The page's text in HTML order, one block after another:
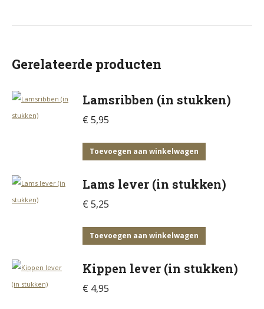
Gerelateerde producten
Lamsribben (in stukken)
€ 5,95
Toevoegen aan winkelwagen
Lams lever (in stukken)
€ 5,25
Toevoegen aan winkelwagen
Kippen lever (in stukken)
€ 4,95